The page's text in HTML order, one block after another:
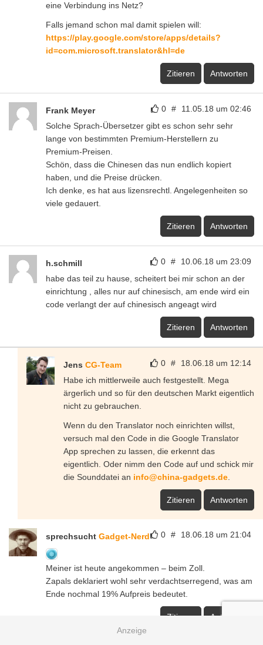
eine Verbindung ins Netz?
Falls jemand schon mal damit spielen will:
https://play.google.com/store/apps/details?
id=com.microsoft.translator&hl=de
Zitieren Antworten
0 # 11.05.18 um 02:46
Frank Meyer
Solche Sprach-Übersetzer gibt es schon sehr sehr
lange von bestimmten Premium-Herstellern zu
Premium-Preisen.
Schön, dass die Chinesen das nun endlich kopiert
haben, und die Preise drücken.
Ich denke, es hat aus lizensrechtl. Angelegenheiten so
viele gedauert.
Zitieren Antworten
0 # 10.06.18 um 23:09
h.schmill
habe das teil zu hause, scheitert bei mir schon an der
einrichtung , alles nur auf chinesisch, am ende wird ein
code verlangt der auf chinesisch angeagt wird
Zitieren Antworten
0 # 18.06.18 um 12:14
Jens CG-Team
Habe ich mittlerweile auch festgestellt. Mega
ärgerlich und so für den deutschen Markt eigentlich
nicht zu gebrauchen.
Wenn du den Translator noch einrichten willst,
versuch mal den Code in die Google Translator
App sprechen zu lassen, die erkennt das
eigentlich. Oder nimm den Code auf und schick mir
die Sounddatei an info@china-gadgets.de.
Zitieren Antworten
0 # 18.06.18 um 21:04
sprechsucht Gadget-Nerd
Meiner ist heute angekommen – beim Zoll.
Zapals deklariert wohl sehr verdachtserregend, was am
Ende nochmal 19% Aufpreis bedeutet.
Zitieren Antworten